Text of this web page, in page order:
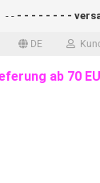
DE
- - - - - - - -
ab 70